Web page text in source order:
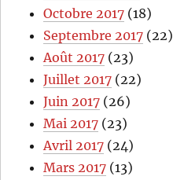
Octobre 2017 (18)
Septembre 2017 (22)
Août 2017 (23)
Juillet 2017 (22)
Juin 2017 (26)
Mai 2017 (23)
Avril 2017 (24)
Mars 2017 (13)